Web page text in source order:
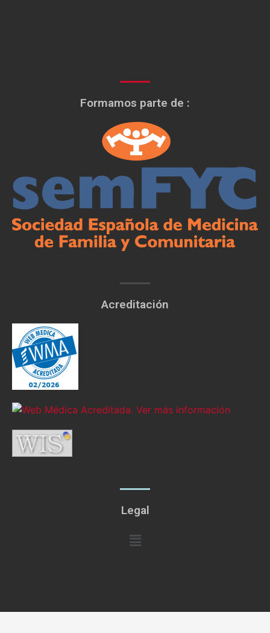
Formamos parte de :
Acreditación
Legal
Menú